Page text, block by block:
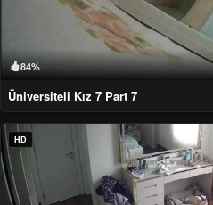
84%
Üniversiteli Kız 7 Part 7
HD